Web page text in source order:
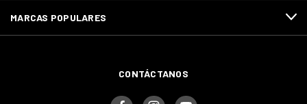
MARCAS POPULARES
CONTÁCTANOS